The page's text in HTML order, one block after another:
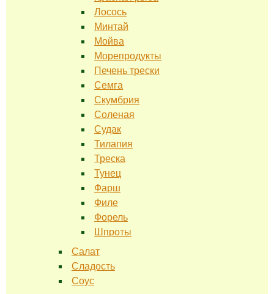
Лосось
Минтай
Мойва
Морепродукты
Печень трески
Семга
Скумбрия
Соленая
Судак
Тилапия
Треска
Тунец
Фарш
Филе
Форель
Шпроты
Салат
Сладость
Соус